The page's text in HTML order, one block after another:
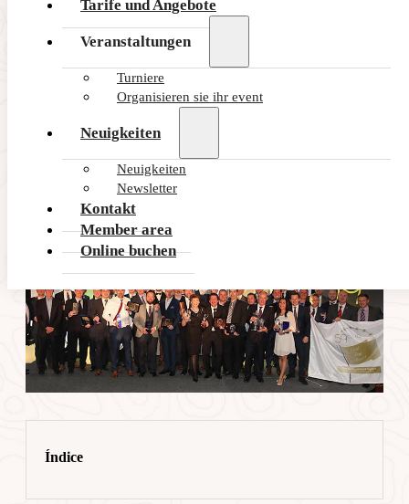
Tarife und Angebote
Veranstaltungen
Turniere
Organisieren sie ihr event
Neuigkeiten
Neuigkeiten
Newsletter
Kontakt
Member area
Online buchen
Índice